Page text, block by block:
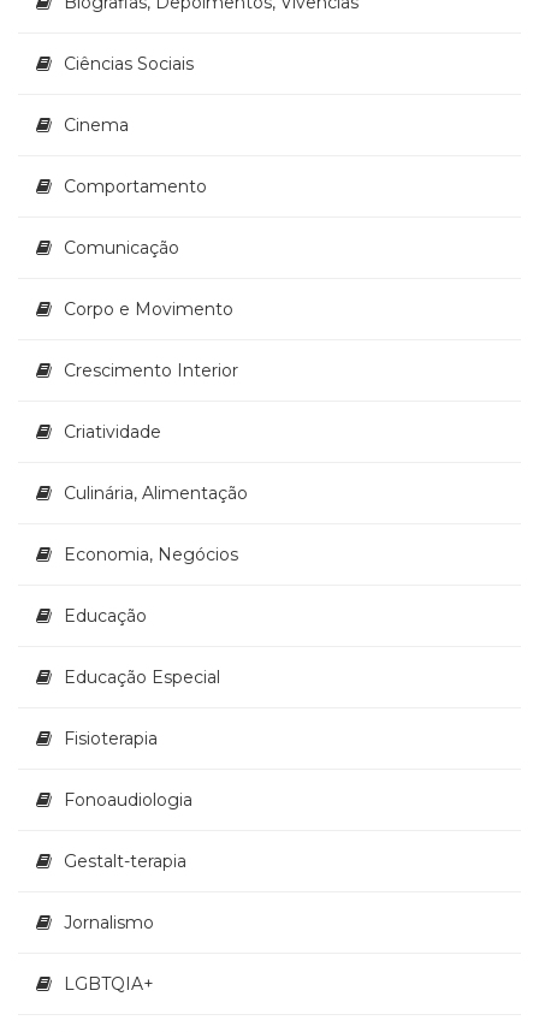
Televisão
Temas
(30)
(21)
e
(65)
Vida
(32)
Ciências Sociais
Cinema
Comportamento
Comunicação
Corpo e Movimento
Crescimento Interior
Criatividade
Culinária, Alimentação
Economia, Negócios
Educação
Educação Especial
Fisioterapia
Fonoaudiologia
Gestalt-terapia
Jornalismo
LGBTQIA+